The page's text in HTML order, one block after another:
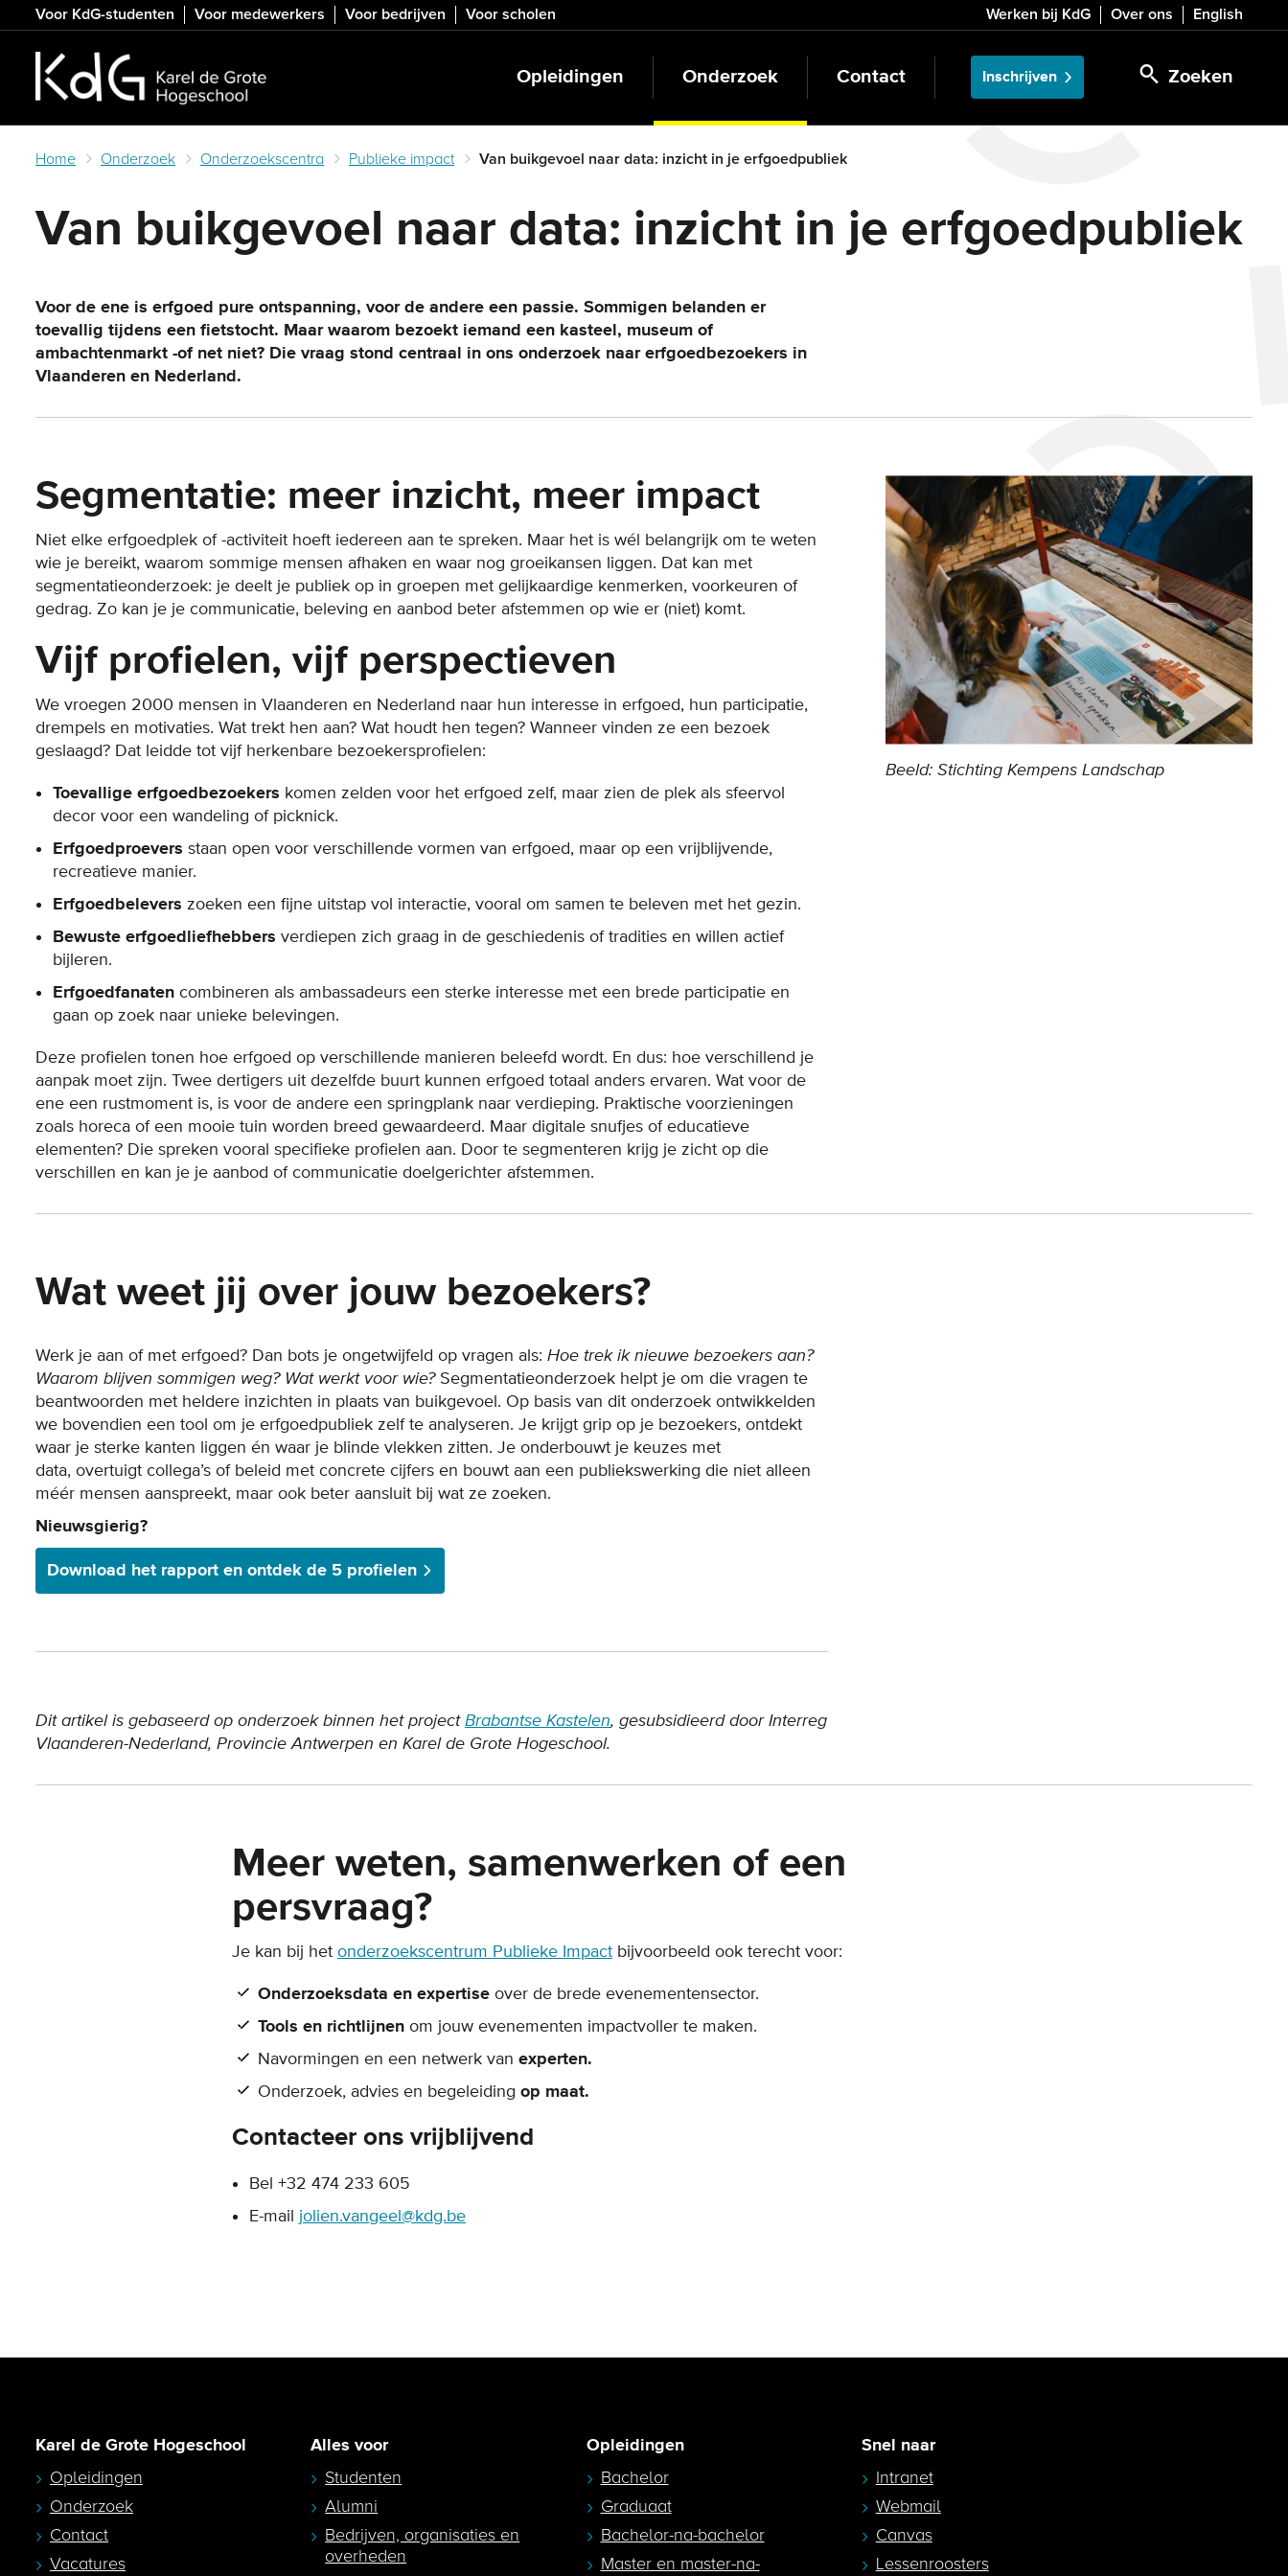
to
main
content
Voor KdG-studenten Voor medewerkers Voor bedrijven Voor scholen Werken bij KdG Over ons English
Zoeken
Opleidingen Onderzoek Contact Inschrijven
Home Onderzoek Onderzoekscentra Publieke impact Van buikgevoel naar data: inzicht in je erfgoedpubliek
Van buikgevoel naar data: inzicht in je erfgoedpubliek
Voor de ene is erfgoed pure ontspanning, voor de andere een passie. Sommigen belanden er
toevallig tijdens een fietstocht. Maar waarom bezoekt iemand een kasteel, museum of
ambachtenmarkt -of net niet? Die vraag stond centraal in ons onderzoek naar erfgoedbezoekers in
Vlaanderen en Nederland.
Segmentatie: meer inzicht, meer impact
Niet elke erfgoedplek of -activiteit hoeft iedereen aan te spreken. Maar het is wél belangrijk om te weten
wie je bereikt, waarom sommige mensen afhaken en waar nog groeikansen liggen. Dat kan met
segmentatieonderzoek: je deelt je publiek op in groepen met gelijkaardige kenmerken, voorkeuren of
gedrag. Zo kan je je communicatie, beleving en aanbod beter afstemmen op wie er (niet) komt.
Vijf profielen, vijf perspectieven
We vroegen 2000 mensen in Vlaanderen en Nederland naar hun interesse in erfgoed, hun participatie,
drempels en motivaties. Wat trekt hen aan? Wat houdt hen tegen? Wanneer vinden ze een bezoek
geslaagd? Dat leidde tot vijf herkenbare bezoekersprofielen:
Toevallige erfgoedbezoekers komen zelden voor het erfgoed zelf, maar zien de plek als sfeervol
decor voor een wandeling of picknick.
Erfgoedproevers staan open voor verschillende vormen van erfgoed, maar op een vrijblijvende,
recreatieve manier.
Erfgoedbelevers zoeken een fijne uitstap vol interactie, vooral om samen te beleven met het gezin.
Bewuste erfgoedliefhebbers verdiepen zich graag in de geschiedenis of tradities en willen actief
bijleren.
Erfgoedfanaten combineren als ambassadeurs een sterke interesse met een brede participatie en
gaan op zoek naar unieke belevingen.
Deze profielen tonen hoe erfgoed op verschillende manieren beleefd wordt. En dus: hoe verschillend je
aanpak moet zijn. Twee dertigers uit dezelfde buurt kunnen erfgoed totaal anders ervaren. Wat voor de
ene een rustmoment is, is voor de andere een springplank naar verdieping. Praktische voorzieningen
zoals horeca of een mooie tuin worden breed gewaardeerd. Maar digitale snufjes of educatieve
elementen? Die spreken vooral specifieke profielen aan. Door te segmenteren krijg je zicht op die
verschillen en kan je je aanbod of communicatie doelgerichter afstemmen.
Beeld: Stichting Kempens Landschap
Wat weet jij over jouw bezoekers?
Werk je aan of met erfgoed? Dan bots je ongetwijfeld op vragen als: Hoe trek ik nieuwe bezoekers aan?
Waarom blijven sommigen weg? Wat werkt voor wie?Segmentatieonderzoek helpt je om die vragen te
beantwoorden met heldere inzichten in plaats van buikgevoel. Op basis van dit onderzoek ontwikkelden
we bovendien een tool om je erfgoedpubliek zelf te analyseren. Je krijgt grip op je bezoekers, ontdekt
waar je sterke kanten liggen én waar je blinde vlekken zitten. Je onderbouwt je keuzes met
data, overtuigt collega’s of beleid met concrete cijfers en bouwt aan een publiekswerking die niet alleen
méér mensen aanspreekt, maar ook beter aansluit bij wat ze zoeken.
Nieuwsgierig?
Download het rapport en ontdek de 5 profielen
Dit artikel is gebaseerd op onderzoek binnen het projectBrabantse Kastelen, gesubsidieerd door Interreg
Vlaanderen-Nederland, Provincie Antwerpen en Karel de Grote Hogeschool.
Meer weten, samenwerken of een
persvraag?
Je kan bij het onderzoekscentrum Publieke Impact bijvoorbeeld ook terecht voor:
Onderzoeksdata en expertise over de brede evenementensector.
Tools en richtlijnen om jouw evenementen impactvoller te maken.
Navormingen en een netwerk van experten.
Onderzoek, advies en begeleiding op maat.
Contacteer ons vrijblijvend
Bel +32 474 233 605
E-mail jolien.vangeel@kdg.be
Karel de Grote Hogeschool
Opleidingen
Onderzoek
Contact
Vacatures
Alles voor
Studenten
Alumni
Bedrijven, organisaties en
overheden
Opleidingen
Bachelor
Graduaat
Bachelor-na-bachelor
Master en master-na-
Snel naar
Intranet
Webmail
Canvas
Lessenroosters